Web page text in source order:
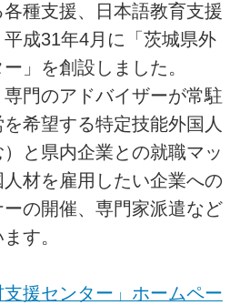
各種支援、日本語教育支援
成31年4月に「茨城県外
」を創設しました。
門のアドバイザーが常駐
希望する特定技能外国人
と県内企業との就職マッ
材を雇用したい企業への
の開催、専門家派遣など
す。
支援センター」ホームペー